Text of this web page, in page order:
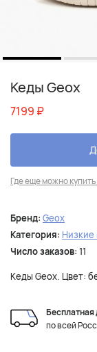
Кеды Geox
7199 ₽
Где еще можно
Бренд: Geox
Категория: Низкие
Число заказов: 11
Кеды Geox. Цвет:
Бесплатная
по всей